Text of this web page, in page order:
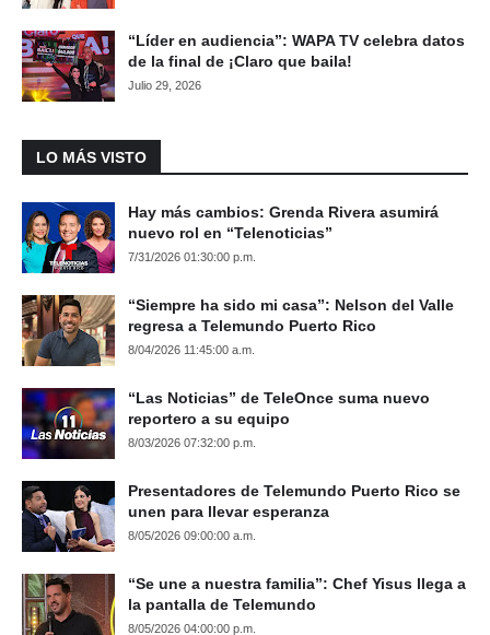
“Líder en audiencia”: WAPA TV celebra datos
de la final de ¡Claro que baila!
Julio 29, 2026
LO MÁS VISTO
Hay más cambios: Grenda Rivera asumirá
nuevo rol en “Telenoticias”
7/31/2026 01:30:00 p.m.
“Siempre ha sido mi casa”: Nelson del Valle
regresa a Telemundo Puerto Rico
8/04/2026 11:45:00 a.m.
“Las Noticias” de TeleOnce suma nuevo
reportero a su equipo
8/03/2026 07:32:00 p.m.
Presentadores de Telemundo Puerto Rico se
unen para llevar esperanza
8/05/2026 09:00:00 a.m.
“Se une a nuestra familia”: Chef Yisus llega a
la pantalla de Telemundo
8/05/2026 04:00:00 p.m.